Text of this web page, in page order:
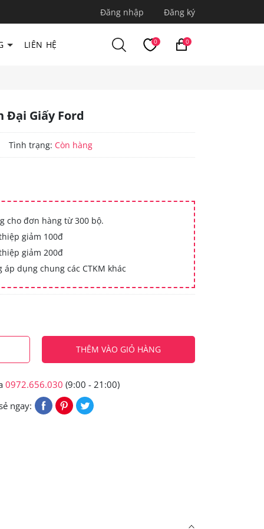
Đăng nhập Đăng ký
LIÊN HỆ 0 0
Đại Giấy Ford
Tình trạng: Còn hàng
cho đơn hàng từ 300 bộ.
giảm 100đ
giảm 200đ
dụng chung các CTKM khác
THÊM VÀO GIỎ HÀNG
0972.656.030 (9:00 - 21:00)
ngay: